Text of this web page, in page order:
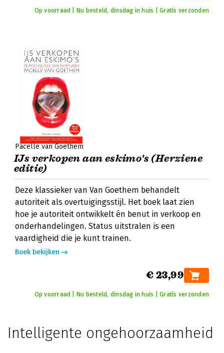
Op voorraad | Nu besteld, dinsdag in huis | Gratis verzonden
Pacelle van Goethem
IJs verkopen aan eskimo's (Herziene
editie)
Deze klassieker van Van Goethem behandelt
autoriteit als overtuigingsstijl. Het boek laat zien
hoe je autoriteit ontwikkelt én benut in verkoop en
onderhandelingen. Status uitstralen is een
vaardigheid die je kunt trainen.
Boek bekijken
€ 23,99
Op voorraad | Nu besteld, dinsdag in huis | Gratis verzonden
Intelligente ongehoorzaamheid